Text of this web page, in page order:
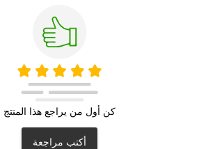
كن أول من يراجع هذا المنتج
أكتب مراجعة